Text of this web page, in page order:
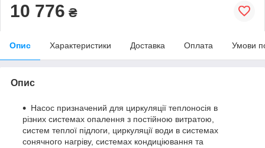
10 776 ₴
Опис Характеристики Доставка Оплата Умови
Опис
Насос призначений для циркуляції теплоносія в
різних системах опалення з постійною витратою,
систем теплої підлоги, циркуляції води в системах
сонячного нагріву, системах кондиціювання та